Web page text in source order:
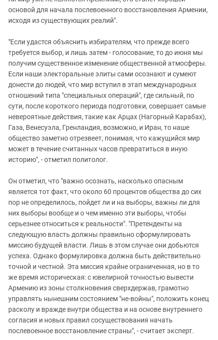
основой для начала послевоенного восстановления Армении,
исходя из существующих реалий".
"Если удастся объяснить избирателям, что прежде всего
требуется выбор, и лишь затем - голосование, то до июня мы
получим существенное изменение общественной атмосферы.
Если наши электоральные элиты сами осознают и сумеют
донести до людей, что мир вступил в этап международных
отношений типа "специальных операций", где сильный, по
сути, после короткого периода подготовки, совершает самые
невероятные действия, такие как Арцах (Нагорный Карабах),
Газа, Венесуэла, Гренландия, возможно, и Иран, то наше
общество заметно отрезвеет, понимая, что кажущийся мир
может в течение считанных часов превратиться в иную
историю", - отметил политолог.
Он отметил, что "важно осознать, насколько опасным
является тот факт, что около 60 процентов общества до сих
пор не определилось, пойдет ли и на выборы, важны ли для
них выборы вообще и о чем именно эти выборы, чтобы
серьезнее относиться к реальности". "Претенденты на
следующую власть должны правильно сформулировать
миссию будущей власти. Лишь в этом случае они добьются
успеха. Однако формулировка должна быть действительно
точной и честной. Эта миссия крайне ограниченная, но в то
же время историческая: с ювелирной точностью вывести
Армению из зоны столкновения сверхдержав, грамотно
управлять нынешним состоянием "не-войны", положить конец
расколу и вражде внутри общества и на основе внутреннего
согласия и новых правил сосуществования начать
послевоенное восстановление страны", - считает эксперт.